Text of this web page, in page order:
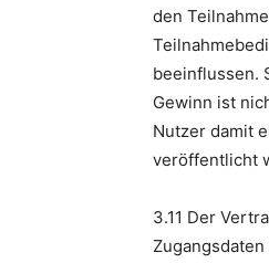
den
beeinflussen.
Gewinn ist
Nutzer damit
veröffentlicht
3.11 Der